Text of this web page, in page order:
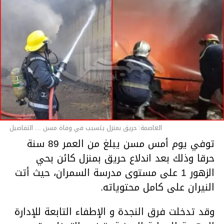
العاصمة: حريق بمنزل يتسبب في وفاة مسن ... التفاصيل
توفي يوم أمس مسن يبلغ من العمر 89 سنة
حرقا وذلك بعد اندلاع حريق بمنزل كائن بحي
الزهور 1 على مستوى مدرسة السمران، حيث أتت
النيران على كامل محتوياته.
وقد تدخلت فرق النجدة و الإطفاء التابعة للإدارة